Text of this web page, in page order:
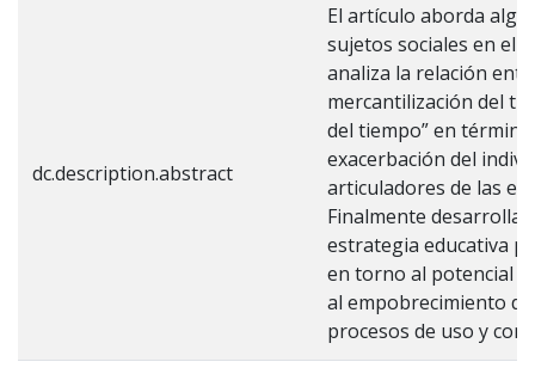
dc.description.abstract
El artículo aborda
sujetos sociales en el
analiza la relación
mercantilización del
del tiempo” en
exacerbación del
articuladores de las
Finalmente desarrolla
estrategia educativa
en torno al potencial
al empobrecimiento
procesos de uso y